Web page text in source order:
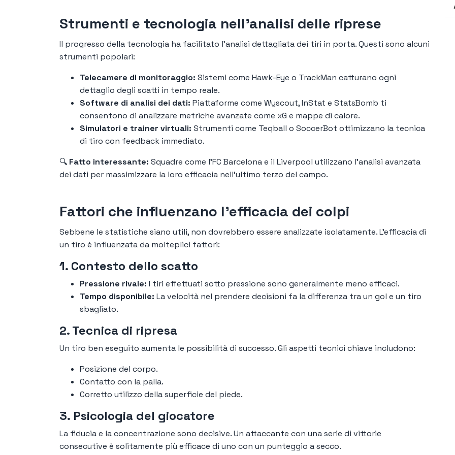
Strumenti e tecnologia nell'analisi delle riprese
Il progresso della tecnologia ha facilitato l'analisi dettagliata dei tiri in porta. Questi sono alcuni
strumenti popolari:
Telecamere di monitoraggio: Sistemi come Hawk-Eye o TrackMan catturano ogni
dettaglio degli scatti in tempo reale.
Software di analisi dei dati: Piattaforme come Wyscout, InStat e StatsBomb ti
consentono di analizzare metriche avanzate come xG e mappe di calore.
Simulatori e trainer virtuali: Strumenti come Teqball o SoccerBot ottimizzano la tecnica
di tiro con feedback immediato.
🔍 Fatto interessante: Squadre come l'FC Barcelona e il Liverpool utilizzano l'analisi avanzata
dei dati per massimizzare la loro efficacia nell'ultimo terzo del campo.
Fattori che influenzano l'efficacia dei colpi
Sebbene le statistiche siano utili, non dovrebbero essere analizzate isolatamente. L’efficacia di
un tiro è influenzata da molteplici fattori:
1. Contesto dello scatto
Pressione rivale: I tiri effettuati sotto pressione sono generalmente meno efficaci.
Tempo disponibile: La velocità nel prendere decisioni fa la differenza tra un gol e un tiro
sbagliato.
2. Tecnica di ripresa
Un tiro ben eseguito aumenta le possibilità di successo. Gli aspetti tecnici chiave includono:
Posizione del corpo.
Contatto con la palla.
Corretto utilizzo della superficie del piede.
3. Psicologia del giocatore
La fiducia e la concentrazione sono decisive. Un attaccante con una serie di vittorie
consecutive è solitamente più efficace di uno con un punteggio a secco.